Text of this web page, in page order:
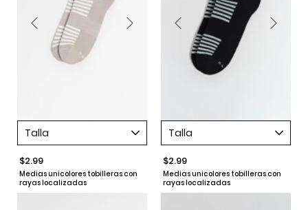
Talla
$2.99
Medias unicolores tobilleras con
rayas localizadas
Talla
$2.99
Medias unicolores tobilleras con
rayas localizadas